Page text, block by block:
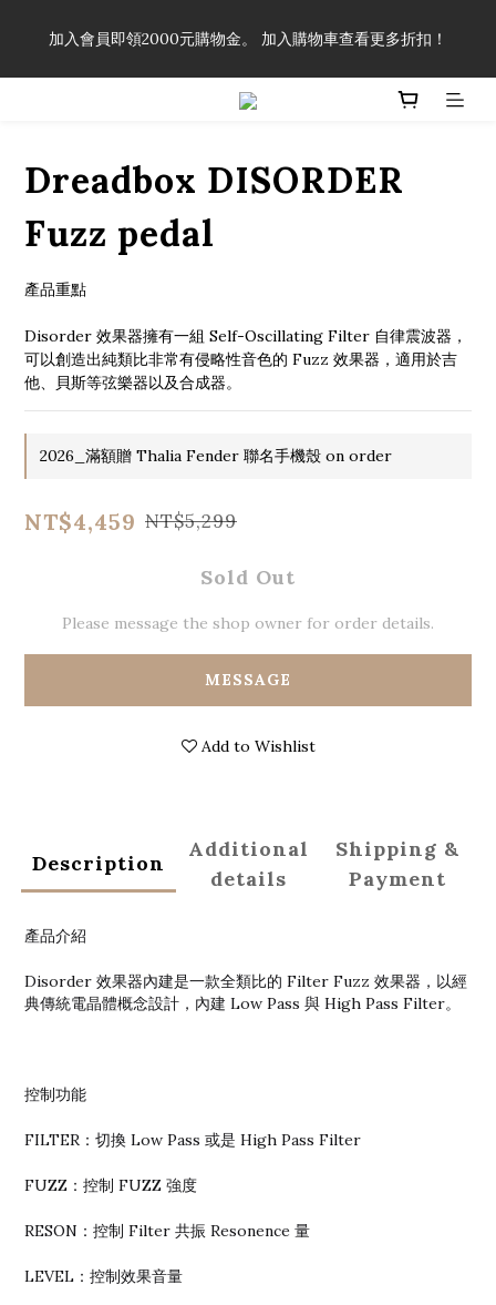
享有弦線、配件終生89折優惠！
加入會員即領2000元購物金。 加入購物車查看更多折扣！
「一生弦命！」單筆購買弦線、配件滿$999（不含運費），即可
Dreadbox DISORDER
Fuzz pedal
產品重點
Disorder 效果器擁有一組 Self-Oscillating Filter 自律震波器，
可以創造出純類比非常有侵略性音色的 Fuzz 效果器，適用於吉
他、貝斯等弦樂器以及合成器。
2026_滿額贈 Thalia Fender 聯名手機殼 on order
NT$4,459 NT$5,299
Sold Out
Please message the shop owner for order details.
MESSAGE
Add to Wishlist
Description
Additional
details
Shipping &
Payment
產品介紹
Disorder 效果器內建是一款全類比的 Filter Fuzz 效果器，以經
典傳統電晶體概念設計，內建 Low Pass 與 High Pass Filter。
控制功能
FILTER：切換 Low Pass 或是 High Pass Filter
FUZZ：控制 FUZZ 強度
RESON：控制 Filter 共振 Resonence 量
LEVEL：控制效果音量